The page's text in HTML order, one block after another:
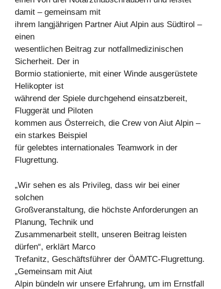
damit – gemeinsam mit
ihrem langjährigen Partner Aiut Alpin aus Südtirol –
einen
wesentlichen Beitrag zur notfallmedizinischen
Sicherheit. Der in
Bormio stationierte, mit einer Winde ausgerüstete
Helikopter ist
während der Spiele durchgehend einsatzbereit,
Fluggerät und Piloten
kommen aus Österreich, die Crew von Aiut Alpin –
ein starkes Beispiel
für gelebtes internationales Teamwork in der
Flugrettung.
„Wir sehen es als Privileg, dass wir bei einer
solchen
Großveranstaltung, die höchste Anforderungen an
Planung, Technik und
Zusammenarbeit stellt, unseren Beitrag leisten
dürfen“, erklärt Marco
Trefanitz, Geschäftsführer der ÖAMTC-Flugrettung.
„Gemeinsam mit Aiut
Alpin bündeln wir unsere Erfahrung, um im Ernstfall